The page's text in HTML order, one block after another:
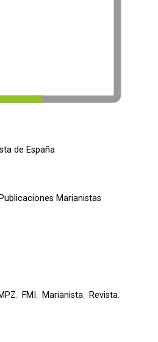
de España
Marianistas
, FMI, Marianista, Revista,